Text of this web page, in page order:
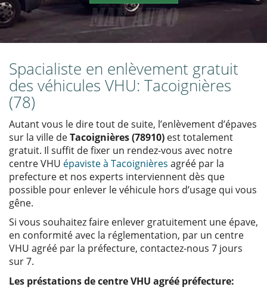
Spacialiste en enlèvement gratuit
des véhicules VHU: Tacoignières
(78)
Autant vous le dire tout de suite, l’enlèvement d’épaves
sur la ville deTacoignières (78910) est totalement
gratuit. Il suffit de fixer un rendez-vous avec notre
centre VHU épaviste à Tacoignières agréé par la
prefecture et nos experts interviennent dès que
possible pour enlever le véhicule hors d’usage qui vous
gêne.
Si vous souhaitez faire enlever gratuitement une épave,
en conformité avec la réglementation, par un centre
VHU agréé par la préfecture, contactez-nous 7 jours
sur 7.
Les préstations de centre VHU agréé préfecture: